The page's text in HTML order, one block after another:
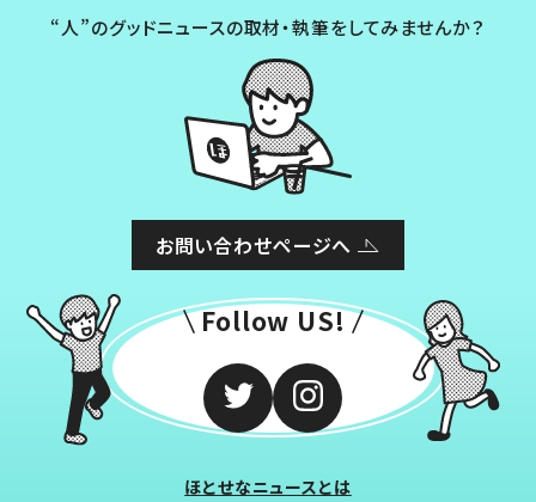
“人”のグッドニュースの取材・執筆をしてみませんか？
お問い合わせページへ
Follow US!
ほとせなニュースとは